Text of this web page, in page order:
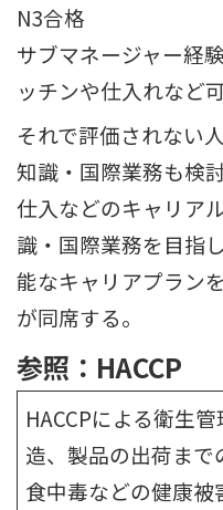
N3合格
サブマネージャー経
ッチンや仕入れなど
それで評価されない
知識・国際業務も検討
仕入などのキャリア
識・国際業務を目指
能なキャリアプラン
が同席する。
参照：HACCP
HACCPによる衛生
造、製品の出荷まで
食中毒などの健康